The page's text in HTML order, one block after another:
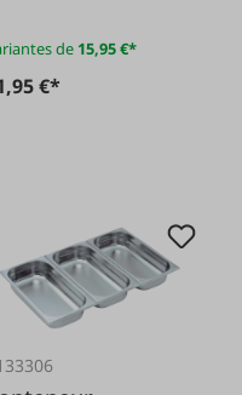
de 15,95 €*
€*